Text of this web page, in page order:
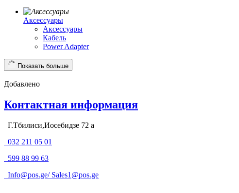
Аксессуары
Аксессуары
Кабель
Power Adapter
Показать больше
Добавлено
Контактная информация
Г.Тбилиси,Иосебидзе 72 а
032 211 05 01
599 88 99 63
Info@pos.ge/ Sales1@pos.ge